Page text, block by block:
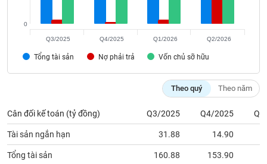
Tổng tài sản Nợ phải trả Vốn chủ sỡ hữu
0
Q3/2025 Q4/2025 Q1/2026 Q2/2026
Theo quý Theo năm
Cân đối kế toán (tỷ đồng) Q3/2025 Q4/2025
Tài sản ngắn hạn 31.88 14.90
Tổng tài sản 160.88 153.90
chính
Công
cụ
tư